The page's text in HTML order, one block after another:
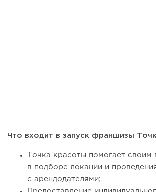
Что входит в запуск франшизы
Точка красоты помогает своим
в подборе локации и
с арендодателями;